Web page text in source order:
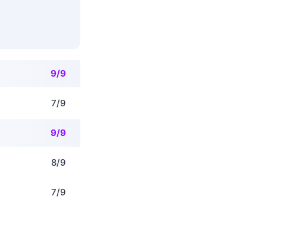
9/9
7/9
9/9
8/9
7/9